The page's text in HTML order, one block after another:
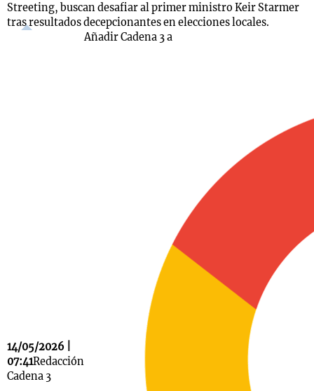
Streeting, buscan desafiar al primer ministro Keir Starmer
tras resultados decepcionantes en elecciones locales.
14/05/2026 |
07:41Redacción
Cadena 3
Añadir Cadena 3 a
Mundial 2026
La Sole en
Cadena 3